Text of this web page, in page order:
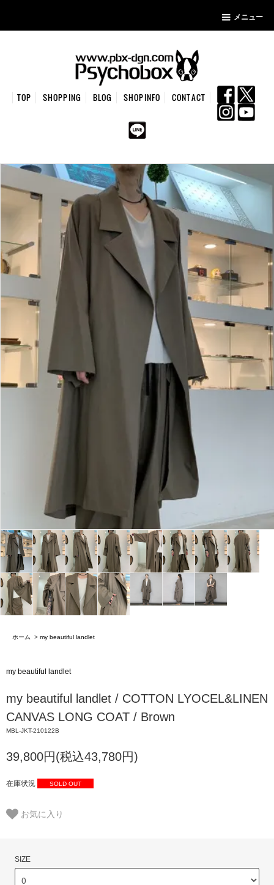
メニュー
TOP SHOPPING BLOG SHOPINFO CONTACT
ホーム > my beautiful landlet
my beautiful landlet
my beautiful landlet / COTTON LYOCEL&LINEN
CANVAS LONG COAT / Brown
MBL-JKT-210122B
39,800円(税込43,780円)
在庫状況 SOLD OUT
お気に入り
SIZE